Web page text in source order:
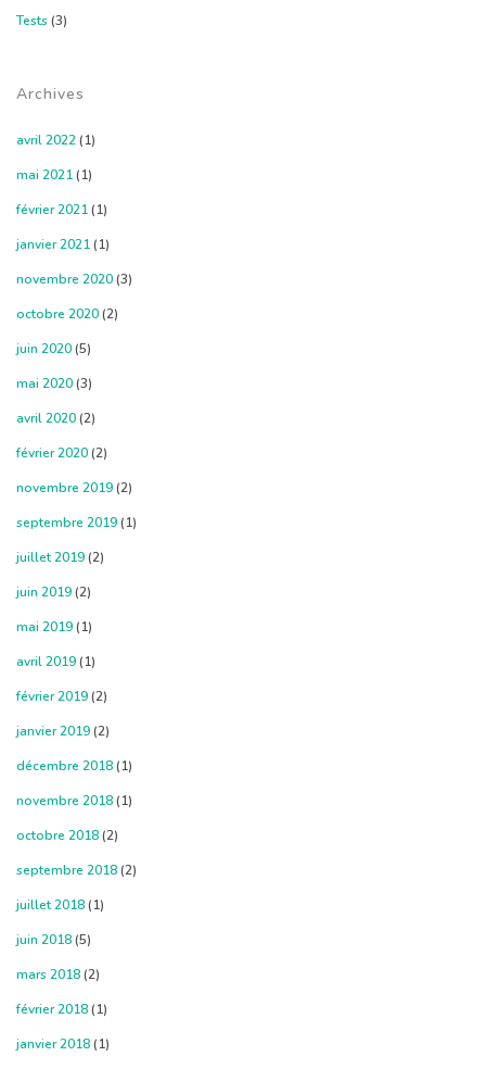
Tests(3)
Archives
avril 2022(1)
mai 2021(1)
février 2021(1)
janvier 2021(1)
novembre 2020(3)
octobre 2020(2)
juin 2020(5)
mai 2020(3)
avril 2020(2)
février 2020(2)
novembre 2019(2)
septembre 2019(1)
juillet 2019(2)
juin 2019(2)
mai 2019(1)
avril 2019(1)
février 2019(2)
janvier 2019(2)
décembre 2018(1)
novembre 2018(1)
octobre 2018(2)
septembre 2018(2)
juillet 2018(1)
juin 2018(5)
mars 2018(2)
février 2018(1)
janvier 2018(1)